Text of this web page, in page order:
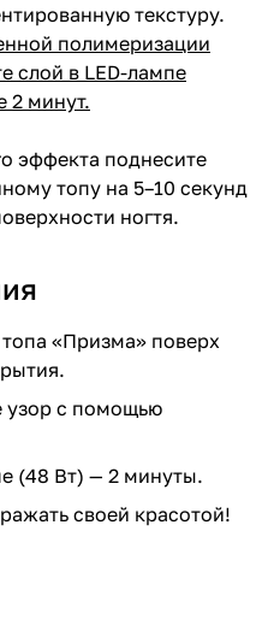
текстуру.
полимеризации
слой в LED-лампе
2 минут.
эффекта поднесите
топу на 5–10 секунд
ногтя.
«Призма» поверх
узор с помощью
(48 Вт) — 2 минуты.
своей красотой!